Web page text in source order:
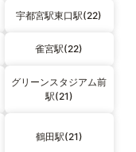
宇都宮駅東口駅(22)
雀宮駅(22)
グリーンスタジアム前
駅(21)
鶴田駅(21)